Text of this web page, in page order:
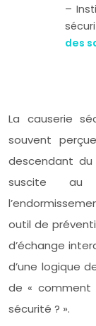
–
des
La causerie
souvent
descendant
suscite au
outil de
d’échange
d’une logique
de « comment
sécurité ? ».